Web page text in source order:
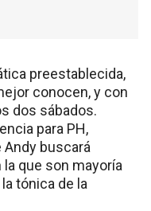
preestablecida,
conocen, y con
dos sábados.
para PH,
buscará
que son mayoría
tónica de la